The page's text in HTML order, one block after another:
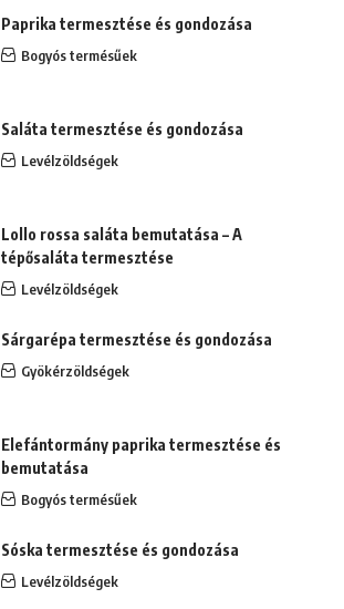
Paprika termesztése és gondozása
Bogyós termésűek
Saláta termesztése és gondozása
Levélzöldségek
Lollo rossa saláta bemutatása – A
tépősaláta termesztése
Levélzöldségek
Sárgarépa termesztése és gondozása
Gyökérzöldségek
Elefántormány paprika termesztése és
bemutatása
Bogyós termésűek
Sóska termesztése és gondozása
Levélzöldségek